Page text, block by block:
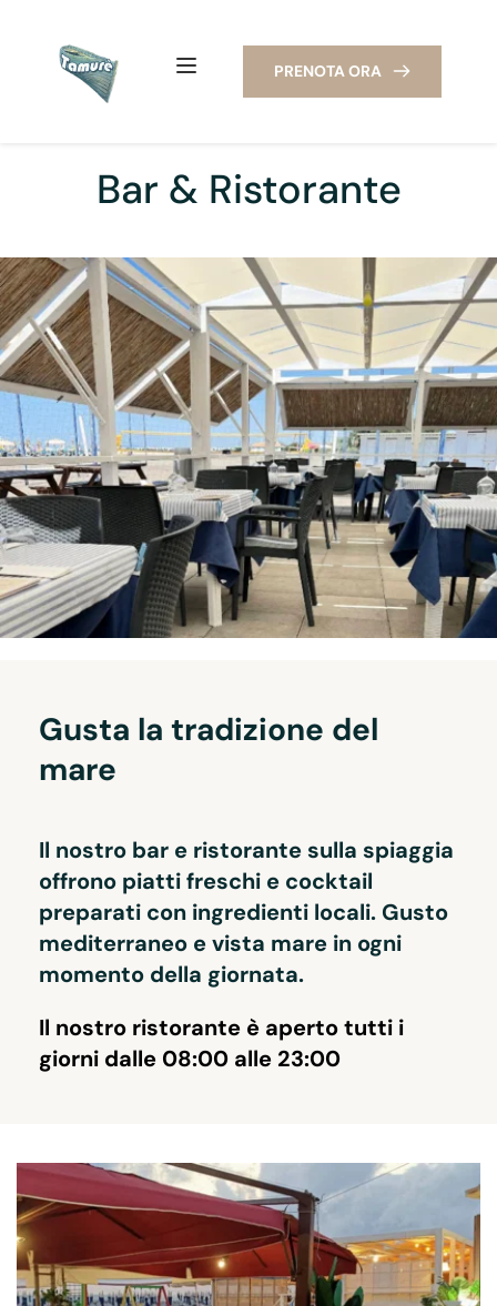
PRENOTA ORA
Bar & Ristorante
Gusta la tradizione del
mare
Il nostro bar e ristorante sulla spiaggia
offrono piatti freschi e cocktail
preparati con ingredienti locali. Gusto
mediterraneo e vista mare in ogni
momento della giornata.
Il nostro ristorante è aperto tutti i
giorni dalle 08:00 alle 23:00